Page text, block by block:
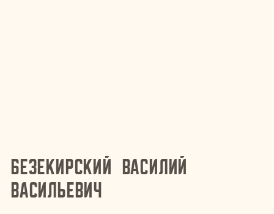
Безекирский Василий
Васильевич